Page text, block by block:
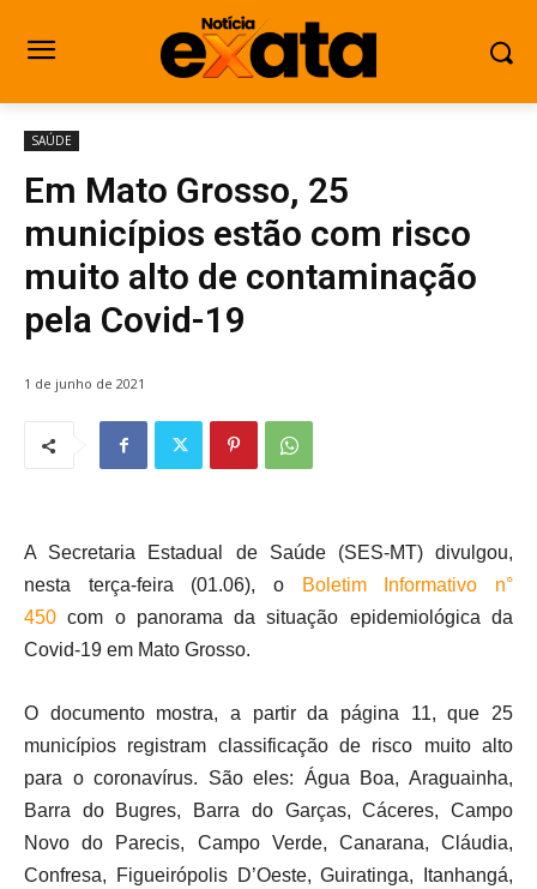
SAÚDE
Em Mato Grosso, 25
municípios estão com risco
muito alto de contaminação
pela Covid-19
1 de junho de 2021
A Secretaria Estadual de Saúde (SES-MT) divulgou,
nesta terça-feira (01.06), o
Boletim Informativo n°
450 com o panorama da situação epidemiológica da
Covid-19 em Mato Grosso.
O documento mostra, a partir da página 11, que 25
municípios registram classificação de risco muito alto
para o coronavírus. São eles: Água Boa, Araguainha,
Barra do Bugres, Barra do Garças, Cáceres, Campo
Novo do Parecis, Campo Verde, Canarana, Cláudia,
Confresa, Figueirópolis D’Oeste, Guiratinga, Itanhangá,